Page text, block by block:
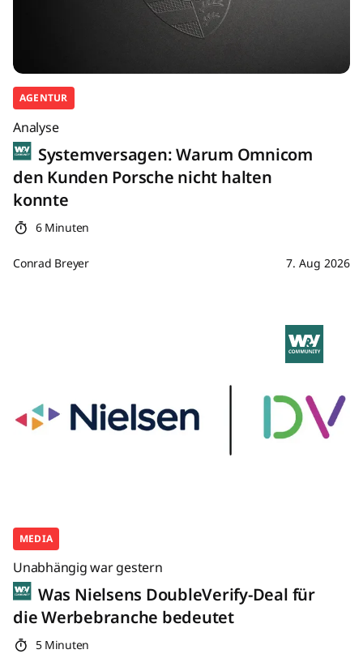
AGENTUR
Analyse
Systemversagen: Warum Omnicom
den Kunden Porsche nicht halten
konnte
6 Minuten
Conrad Breyer 7. Aug 2026
MEDIA
Unabhängig war gestern
Was Nielsens DoubleVerify-Deal für
die Werbebranche bedeutet
5 Minuten